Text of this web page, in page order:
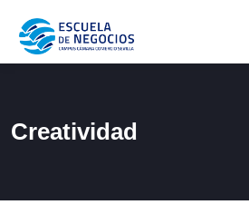
Creatividad